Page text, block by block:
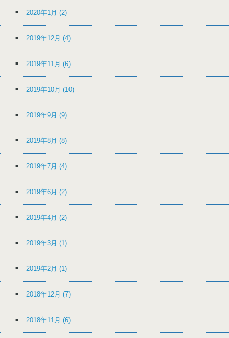
2020年1月 (2)
2019年12月 (4)
2019年11月 (6)
2019年10月 (10)
2019年9月 (9)
2019年8月 (8)
2019年7月 (4)
2019年6月 (2)
2019年4月 (2)
2019年3月 (1)
2019年2月 (1)
2018年12月 (7)
2018年11月 (6)